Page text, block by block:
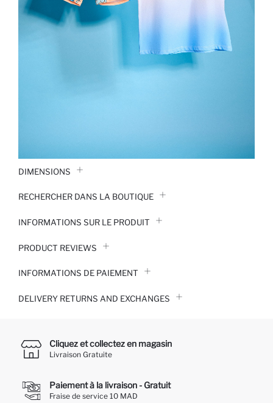
DIMENSIONS
RECHERCHER DANS LA BOUTIQUE
INFORMATIONS SUR LE PRODUIT
PRODUCT REVIEWS
INFORMATIONS DE PAIEMENT
DELIVERY RETURNS AND EXCHANGES
Cliquez et collectez en magasin
Livraison Gratuite
Paiement à la livraison - Gratuit
Fraise de service 10 MAD